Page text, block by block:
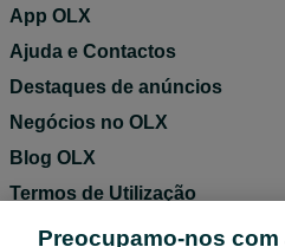
App OLX
Ajuda e Contactos
Destaques de anúncios
Negócios no OLX
Blog OLX
Termos de Utilização
Política de Privacidade
Preocupamo-nos